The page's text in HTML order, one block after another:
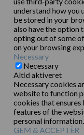
understand how you
be stored in your
also have the option
opting out of some
on your browsing
Necessary
Necessary
Altid aktiveret
Necessary cookies
website to function
cookies that
features of the
personal information.
GEM & ACCEPTÈR